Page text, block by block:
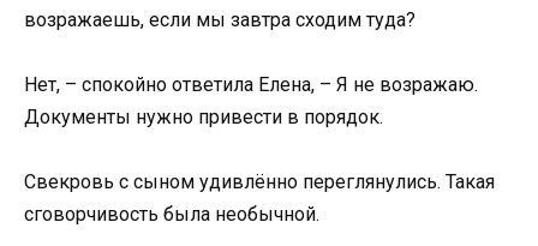
возражаешь, если мы завтра сходим туда?
Нет, – спокойно ответила Елена, – Я не возражаю.
Документы нужно привести в порядок.
Свекровь с сыном удивлённо переглянулись. Такая
сговорчивость была необычной.